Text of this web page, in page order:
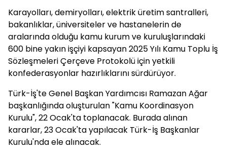
Karayolları, demiryolları, elektrik üretim santralleri,
bakanlıklar, üniversiteler ve hastanelerin de
aralarında olduğu kamu kurum ve kuruluşlarındaki
600 bine yakın işçiyi kapsayan 2025 Yılı Kamu Toplu İş
Sözleşmeleri Çerçeve Protokolü için yetkili
konfederasyonlar hazırlıklarını sürdürüyor.
Türk-İş'te Genel Başkan Yardımcısı Ramazan Ağar
başkanlığında oluşturulan "Kamu Koordinasyon
Kurulu", 22 Ocak'ta toplanacak. Burada alınan
kararlar, 23 Ocak'ta yapılacak Türk-İş Başkanlar
Kurulu'nda ele alınacak.